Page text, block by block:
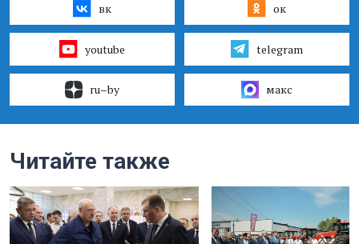
вк ок
youtube telegram
ru–by макс
Читайте также